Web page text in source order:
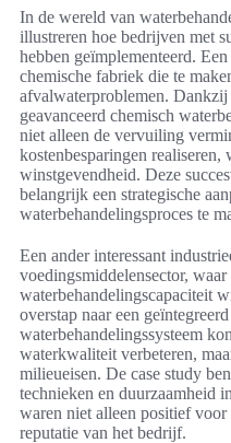
In de wereld van
illustreren hoe bedrijven met
hebben geïmplementeerd.
chemische fabriek die te
afvalwaterproblemen.
geavanceerd chemisch
niet alleen de vervuiling
kostenbesparingen realiseren,
winstgevendheid. Deze
belangrijk een strategische
waterbehandelingsproces te
Een ander interessant
voedingsmiddelensector,
waterbehandelingscapaciteit
overstap naar een
waterbehandelingssysteem
waterkwaliteit verbeteren,
milieueisen. De case study
technieken en duurzaamheid
waren niet alleen positief
reputatie van het bedrijf.